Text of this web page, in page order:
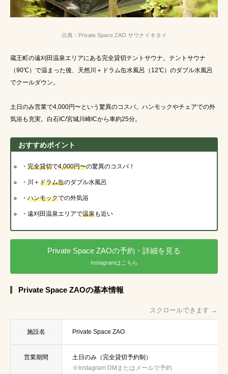
出典：Private Space ZAO サウナイキタイ
蔵王町の遠刈田温泉エリアにある完全貸切テントサウナ。テントサウナ
（90℃）で温まった後、天然川＋ドラム缶水風呂（12℃）のダブル水風呂
でクールダウン。
土日のみ営業で4,000円〜という驚異のコスパ。ハンモックやチェアでの外
気浴も充実。白石IC/宮城川崎ICから車約25分。
おすすめポイント
・ 完全貸切で4,000円〜の驚異のコスパ！
・川＋ドラム缶のダブル水風呂
・ ハンモックでの外気浴
・遠刈田温泉エリアで温泉も近い
Private Space ZAOの予約・詳細を見る
Instagramはこちら
Private Space ZAOの基本情報
スクロールできます →
施設名 Private Space ZAO
営業期間
土日のみ（完全貸切予約制）
※Instagram DMまたはメールで予約